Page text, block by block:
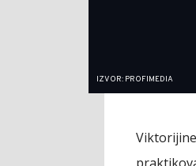
IZVOR: PROFIMEDIA